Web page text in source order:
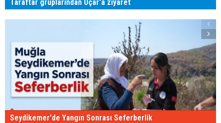
Taraftar gruplarından Uçar'a ziyaret
Seydikemer'de Yangın Sonrası Seferberlik